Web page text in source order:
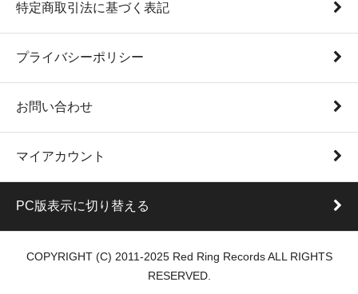
特定商取引法に基づく表記
プライバシーポリシー
お問い合わせ
マイアカウント
PC版表示に切り替える
COPYRIGHT (C) 2011-2025 Red Ring Records ALL RIGHTS
RESERVED.